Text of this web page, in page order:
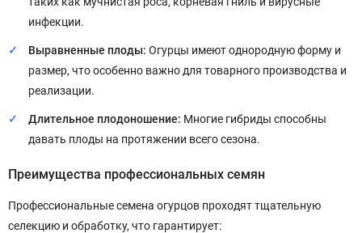
инфекции.
Выравненные плоды: Огурцы имеют однородную форму и
размер, что особенно важно для товарного производства и
реализации.
Длительное плодоношение: Многие гибриды способны
давать плоды на протяжении всего сезона.
Преимущества профессиональных семян
Профессиональные семена огурцов проходят тщательную
селекцию и обработку, что гарантирует: